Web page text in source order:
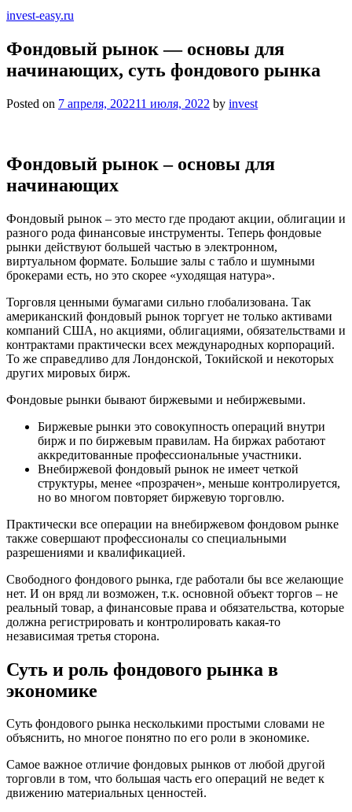
invest-easy.ru
Фондовый рынок — основы для
начинающих, суть фондового рынка
Posted on 7 апреля, 202211 июля, 2022 by invest
Фондовый рынок – основы для
начинающих
Фондовый рынок – это место где продают акции, облигации и
разного рода финансовые инструменты. Теперь фондовые
рынки действуют большей частью в электронном,
виртуальном формате. Большие залы с табло и шумными
брокерами есть, но это скорее «уходящая натура».
Торговля ценными бумагами сильно глобализована. Так
американский фондовый рынок торгует не только активами
компаний США, но акциями, облигациями, обязательствами и
контрактами практически всех международных корпораций.
То же справедливо для Лондонской, Токийской и некоторых
других мировых бирж.
Фондовые рынки бывают биржевыми и небиржевыми.
Биржевые рынки это совокупность операций внутри
бирж и по биржевым правилам. На биржах работают
аккредитованные профессиональные участники.
Внебиржевой фондовый рынок не имеет четкой
структуры, менее «прозрачен», меньше контролируется,
но во многом повторяет биржевую торговлю.
Практически все операции на внебиржевом фондовом рынке
также совершают профессионалы со специальными
разрешениями и квалификацией.
Свободного фондового рынка, где работали бы все желающие
нет. И он вряд ли возможен, т.к. основной объект торгов – не
реальный товар, а финансовые права и обязательства, которые
должна регистрировать и контролировать какая-то
независимая третья сторона.
Суть и роль фондового рынка в
экономике
Суть фондового рынка несколькими простыми словами не
объяснить, но многое понятно по его роли в экономике.
Самое важное отличие фондовых рынков от любой другой
торговли в том, что большая часть его операций не ведет к
движению материальных ценностей.